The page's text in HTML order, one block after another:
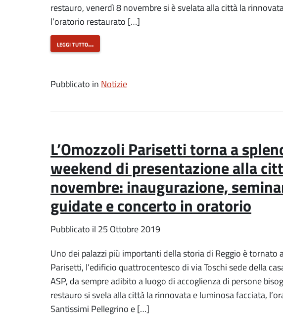
restauro, venerdì 8 novembre si è svelata alla città la
l’oratorio restaurato […]
leggi tutto…
Pubblicato in Notizie
L’Omozzoli Parisetti torna a
weekend di presentazione alla
novembre: inaugurazione,
guidate e concerto in oratorio
Pubblicato il 25 Ottobre 2019
Uno dei palazzi più importanti della storia di Reggio è tornato
Parisetti, l’edificio quattrocentesco di via Toschi sede della
ASP, da sempre adibito a luogo di accoglienza di persone
restauro si svela alla città la rinnovata e luminosa facciata,
Santissimi Pellegrino e […]